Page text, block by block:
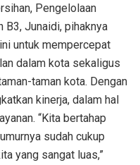
Pengelolaan
B3, Junaidi, pihaknya
untuk mempercepat
dalam kota sekaligus
taman kota. Dengan
kinerja, dalam hal
“Kita bertahap
sudah cukup
yang sangat luas,”